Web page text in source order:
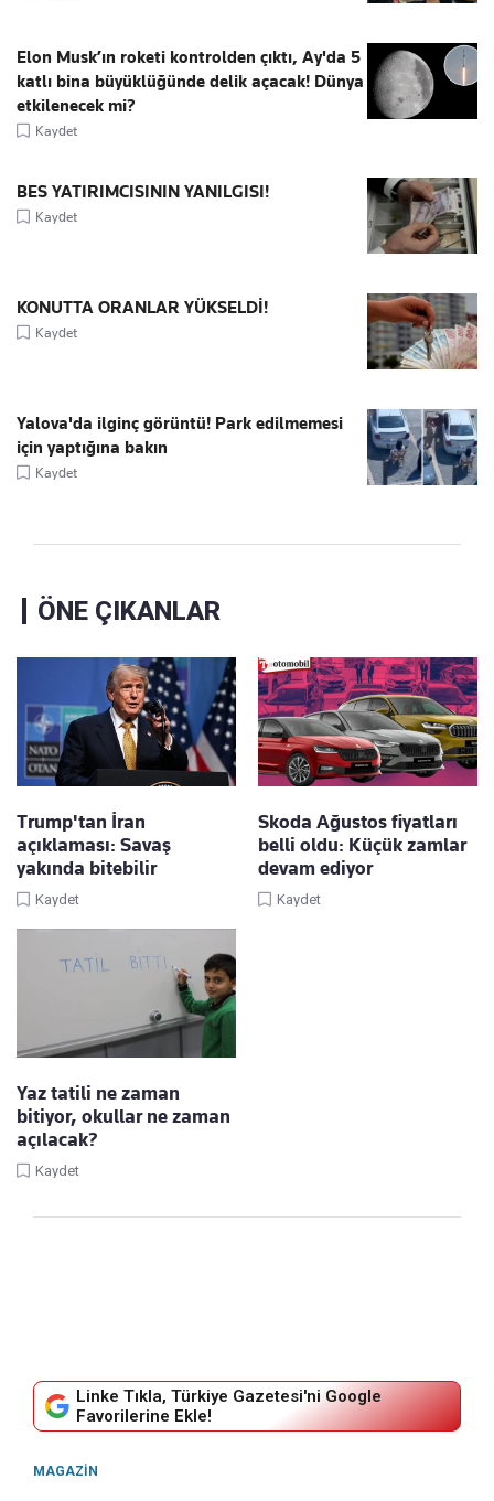
Elon Musk’ın roketi kontrolden çıktı, Ay'da 5
katlı bina büyüklüğünde delik açacak! Dünya
etkilenecek mi?
Kaydet
BES YATIRIMCISININ YANILGISI!
Kaydet
KONUTTA ORANLAR YÜKSELDİ!
Kaydet
Yalova'da ilginç görüntü! Park edilmemesi
için yaptığına bakın
Kaydet
ÖNE ÇIKANLAR
Trump'tan İran
açıklaması: Savaş
yakında bitebilir
Kaydet
Skoda Ağustos fiyatları
belli oldu: Küçük zamlar
devam ediyor
Kaydet
Yaz tatili ne zaman
bitiyor, okullar ne zaman
açılacak?
Kaydet
Linke Tıkla, Türkiye Gazetesi'ni Google
Favorilerine Ekle!
MAGAZIN